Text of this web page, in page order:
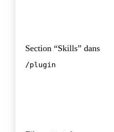
Section “Skills” dans
/plugin